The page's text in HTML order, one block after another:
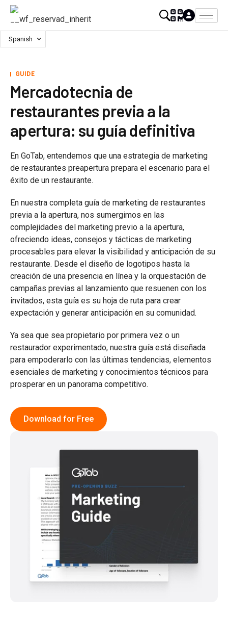
Spanish
GUIDE
Mercadotecnia de
restaurantes previa a la
apertura: su guía definitiva
En GoTab, entendemos que una estrategia de marketing
de restaurantes preapertura prepara el escenario para el
éxito de un restaurante.
En nuestra completa guía de marketing de restaurantes
previa a la apertura, nos sumergimos en las
complejidades del marketing previo a la apertura,
ofreciendo ideas, consejos y tácticas de marketing
procesables para elevar la visibilidad y anticipación de su
restaurante. Desde el diseño de logotipos hasta la
creación de una presencia en línea y la orquestación de
campañas previas al lanzamiento que resuenen con los
invitados, esta guía es su hoja de ruta para crear
expectación y generar anticipación en su comunidad.
Ya sea que sea propietario por primera vez o un
restaurador experimentado, nuestra guía está diseñada
para empoderarlo con las últimas tendencias, elementos
esenciales de marketing y conocimientos técnicos para
prosperar en un panorama competitivo.
Download for Free